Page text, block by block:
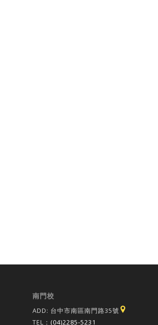
南門校
ADD: 台中市南區南門路35號
TEL： (04)2285-5231